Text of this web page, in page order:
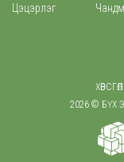
Цэцэрлэг
2026 © БҮХ